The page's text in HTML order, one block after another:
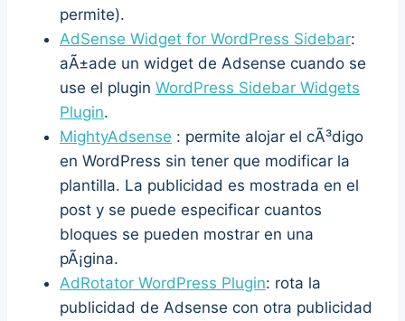
permite).
AdSense Widget for WordPress Sidebar:
aÃ±ade un widget de Adsense cuando se
use el plugin WordPress Sidebar Widgets
Plugin.
MightyAdsense : permite alojar el cÃ³digo
en WordPress sin tener que modificar la
plantilla. La publicidad es mostrada en el
post y se puede especificar cuantos
bloques se pueden mostrar en una
pÃ¡gina.
AdRotator WordPress Plugin: rota la
publicidad de Adsense con otra publicidad